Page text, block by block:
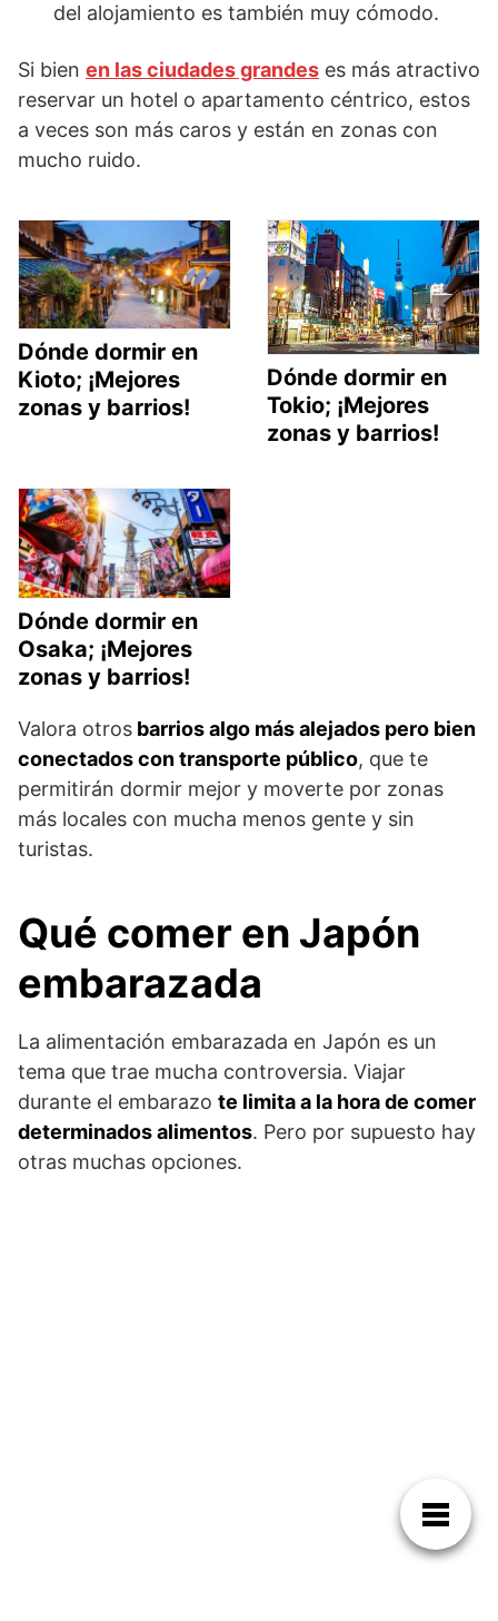
del alojamiento es también muy cómodo.
Si bien en las ciudades grandes es más atractivo
reservar un hotel o apartamento céntrico, estos
a veces son más caros y están en zonas con
mucho ruido.
Dónde dormir en
Kioto; ¡Mejores
zonas y barrios!
Dónde dormir en
Tokio; ¡Mejores
zonas y barrios!
Dónde dormir en
Osaka; ¡Mejores
zonas y barrios!
Valora otros barrios algo más alejados pero bien
conectados con transporte público, que te
permitirán dormir mejor y moverte por zonas
más locales con mucha menos gente y sin
turistas.
Qué comer en Japón
embarazada
La alimentación embarazada en Japón es un
tema que trae mucha controversia. Viajar
durante el embarazo te limita a la hora de comer
determinados alimentos. Pero por supuesto hay
otras muchas opciones.